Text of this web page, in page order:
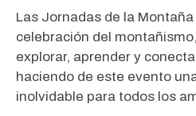
Las Jornadas de la
celebración del
explorar, aprender y
haciendo de este evento
inolvidable para todos los